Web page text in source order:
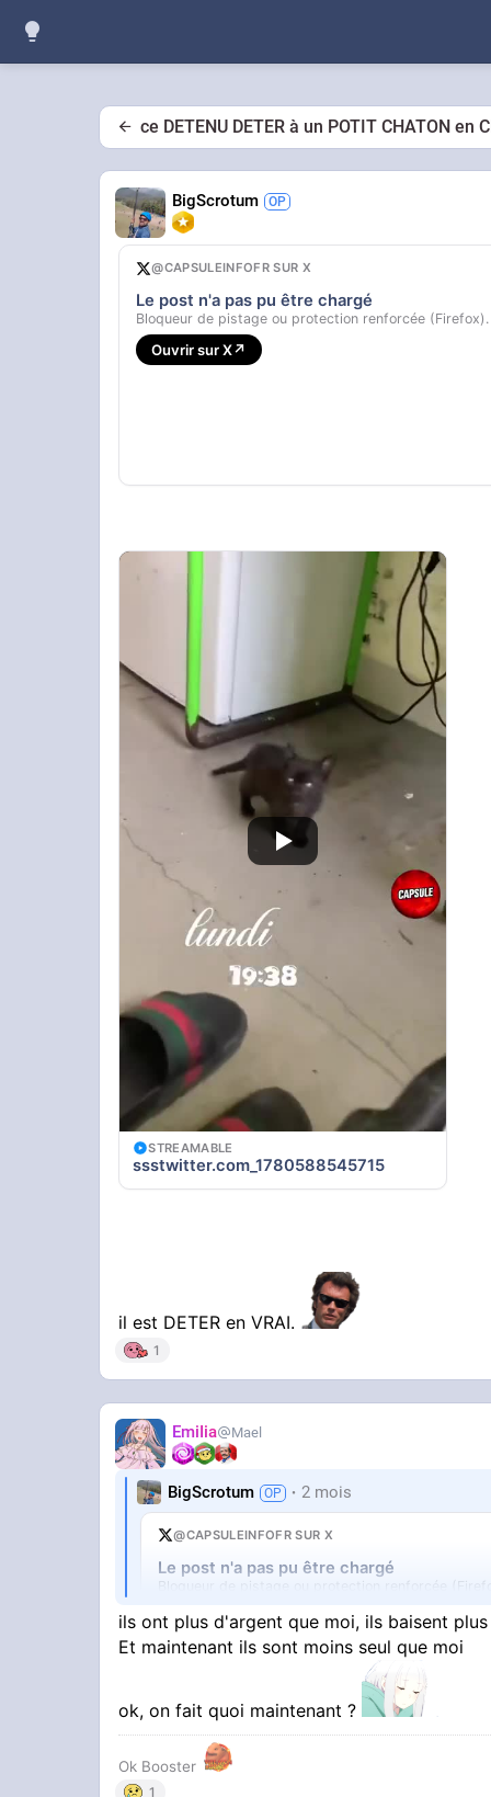
ce DETENU DETER à un POTIT CHATON en
BigScrotum
@CAPSULEINFOFR SUR X
Le post n'a pas pu être chargé
Bloqueur de pistage ou protection renforcée (Firefox).
Ouvrir sur X↗
STREAMABLE
ssstwitter.com_1780588545715
il est DETER en VRAI.
1
EmiIia Mael
BigScrotum 2 mois
@CAPSULEINFOFR SUR X
Le post n'a pas pu être chargé
Bloqueur de pistage ou protection renforcée
Ouvrir sur X↗
ils ont plus d'argent que moi, ils baisent
Et maintenant ils sont moins seul que moi
ok, on fait quoi maintenant ?
Ok Booster
1